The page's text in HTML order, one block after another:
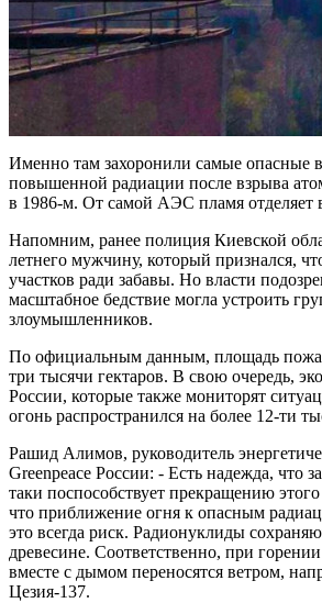
Именно там захоронили самые опасные
повышенной радиации после взрыва
в 1986-м. От самой АЭС пламя отделяет
Напомним, ранее полиция Киевской
летнего мужчину, который признался,
участков ради забавы. Но власти
масштабное бедствие могла устроить
злоумышленников.
По официальным данным, площадь
три тысячи гектаров. В свою очередь,
России, которые также мониторят
огонь распространился на более 12-ти
Рашид Алимов, руководитель
Greenpeace России: - Есть надежда, что
таки поспособствует прекращению
что приближение огня к опасным
это всегда риск. Радионуклиды
древесине. Соответственно, при
вместе с дымом переносятся ветром,
Цезия-137.